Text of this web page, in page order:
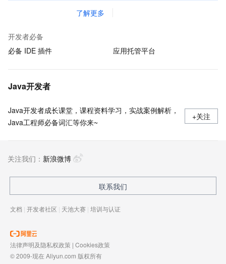
了解更多
开发者必备
必备 IDE 插件
应用托管平台
Java开发者
Java开发者成长课堂，课程资料学习，实战案例解析，
Java工程师必备词汇等你来~
+关注
关注我们： 新浪微博
联系我们
文档 | 开发者社区 | 天池大赛 | 培训与认证
法律声明及隐私权政策 | Cookies政策
© 2009-现在 Aliyun.com 版权所有